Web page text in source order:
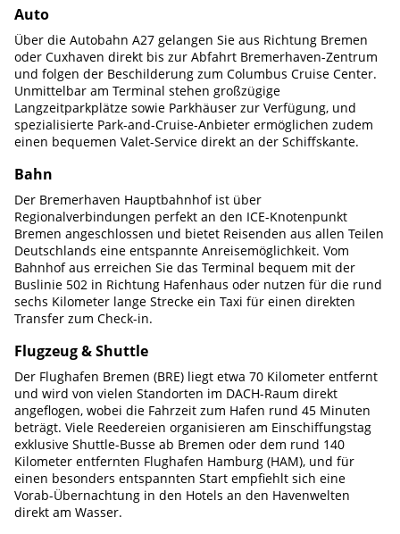
Auto
Über die Autobahn A27 gelangen Sie aus Richtung Bremen
oder Cuxhaven direkt bis zur Abfahrt Bremerhaven-Zentrum
und folgen der Beschilderung zum Columbus Cruise Center.
Unmittelbar am Terminal stehen großzügige
Langzeitparkplätze sowie Parkhäuser zur Verfügung, und
spezialisierte Park-and-Cruise-Anbieter ermöglichen zudem
einen bequemen Valet-Service direkt an der Schiffskante.
Bahn
Der Bremerhaven Hauptbahnhof ist über
Regionalverbindungen perfekt an den ICE-Knotenpunkt
Bremen angeschlossen und bietet Reisenden aus allen Teilen
Deutschlands eine entspannte Anreisemöglichkeit. Vom
Bahnhof aus erreichen Sie das Terminal bequem mit der
Buslinie 502 in Richtung Hafenhaus oder nutzen für die rund
sechs Kilometer lange Strecke ein Taxi für einen direkten
Transfer zum Check-in.
Flugzeug & Shuttle
Der Flughafen Bremen (BRE) liegt etwa 70 Kilometer entfernt
und wird von vielen Standorten im DACH-Raum direkt
angeflogen, wobei die Fahrzeit zum Hafen rund 45 Minuten
beträgt. Viele Reedereien organisieren am Einschiffungstag
exklusive Shuttle-Busse ab Bremen oder dem rund 140
Kilometer entfernten Flughafen Hamburg (HAM), und für
einen besonders entspannten Start empfiehlt sich eine
Vorab-Übernachtung in den Hotels an den Havenwelten
direkt am Wasser.